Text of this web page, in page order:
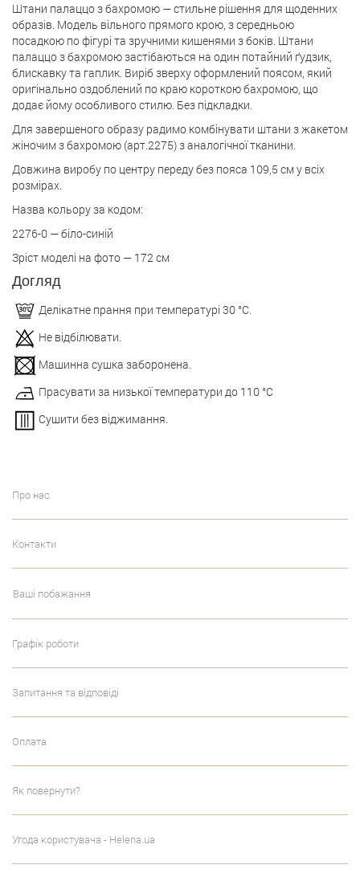
Штани палаццо з бахромою — стильне рішення для щоденних
образів. Модель вільного прямого крою, з середньою
посадкою по фігурі та зручними кишенями з боків. Штани
палаццо з бахромою застібаються на один потайний ґудзик,
блискавку та гаплик. Виріб зверху оформлений поясом, який
оригінально оздоблений по краю короткою бахромою, що
додає йому особливого стилю. Без підкладки.
Для завершеного образу радимо комбінувати штани з жакетом
жіночим з бахромою (арт.2275) з аналогічної тканини.
Довжина виробу по центру переду без пояса 109,5 см у всіх
розмірах.
Назва кольору за кодом:
2276-0 — біло-синій
Зріст моделі на фото — 172 см
Догляд
Делікатне прання при температурі 30 °С.
Не відбілювати.
Машинна сушка заборонена.
Прасувати за низької температури до 110 °С
Сушити без віджимання.
Про нас
Контакти
Ваші побажання
Графік роботи
Запитання та відповіді
Оплата
Як повернути?
Угода користувача - Helena.ua